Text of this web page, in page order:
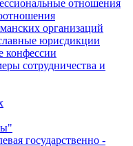
отношения
организаций
юрисдикции
конфессии
сотрудничества и
государственно -